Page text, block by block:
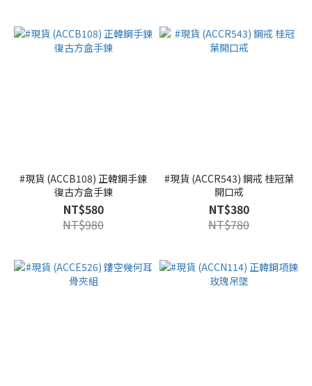
#現貨 (ACCB108) 正韓鋼手鍊
復古方盒手鍊
NT$580
NT$980
#現貨 (ACCR543) 鋼戒 桂冠葉
開口戒
NT$380
NT$780